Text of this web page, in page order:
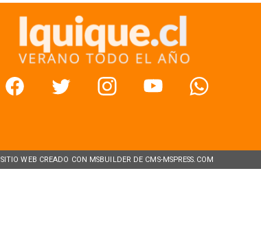
SITIO WEB CREADO CON MSBUILDER DE CMS-MSPRESS.COM